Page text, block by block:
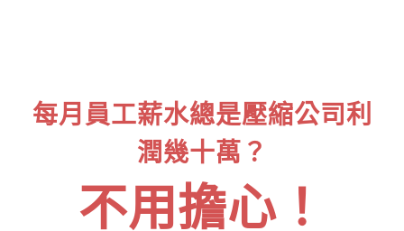
每月員工薪水總是壓縮公司利
潤幾十萬？
不用擔心！